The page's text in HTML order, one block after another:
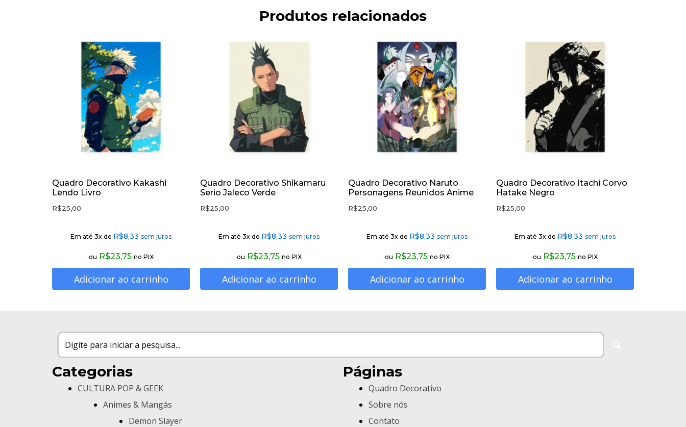
Produtos relacionados
Quadro Decorativo Kakashi
Lendo Livro
R$25,00
Em até 3x de R$8,33 sem juros
ou R$23,75 no PIX
Adicionar ao carrinho
Quadro Decorativo Shikamaru
Serio Jaleco Verde
R$25,00
Em até 3x de R$8,33 sem juros
ou R$23,75 no PIX
Adicionar ao carrinho
Quadro Decorativo Naruto
Personagens Reunidos Anime
R$25,00
Em até 3x de R$8,33 sem juros
ou R$23,75 no PIX
Adicionar ao carrinho
Quadro Decorativo Itachi Corvo
Hatake Negro
R$25,00
Em até 3x de R$8,33 sem juros
ou R$23,75 no PIX
Adicionar ao carrinho
Categorias
CULTURA POP & GEEK
Animes & Mangás
Demon Slayer
Páginas
Quadro Decorativo
Sobre nós
Contato